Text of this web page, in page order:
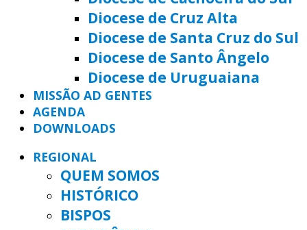
Diocese de Cruz Alta
Diocese de Santa Cruz do Sul
Diocese de Santo Ângelo
Diocese de Uruguaiana
MISSÃO AD GENTES
AGENDA
DOWNLOADS
REGIONAL
QUEM SOMOS
HISTÓRICO
BISPOS